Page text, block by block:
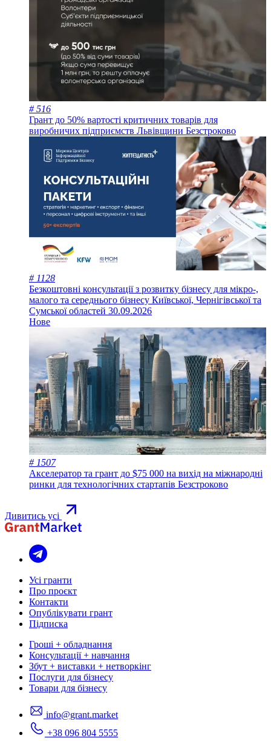
# 516
Грант до 50% вартості критичних товарів для
виробничих підприємств Львівщини Безстроково
# 1128
Безкоштовні консультації з розвитку бізнесу для мікро-,
малого та середнього бізнесу Київської, Чернігівської та
Сумської областей 30.09.2026
Нове
# 1507
Акселератор та грант до $75 000 на вихід на міжнародні
ринки для технологічних стартапів Безстроково
Дивитись усі
Усі гранти
Про проєкт
Контакти
Опублікувати грант
Підписка
Гроші + обладнання
Консультації + навчання
Збут + виставки + нетворкінг
Послуги для бізнесу
Товари для бізнесу
info@grant.market
+38 096 804 5555